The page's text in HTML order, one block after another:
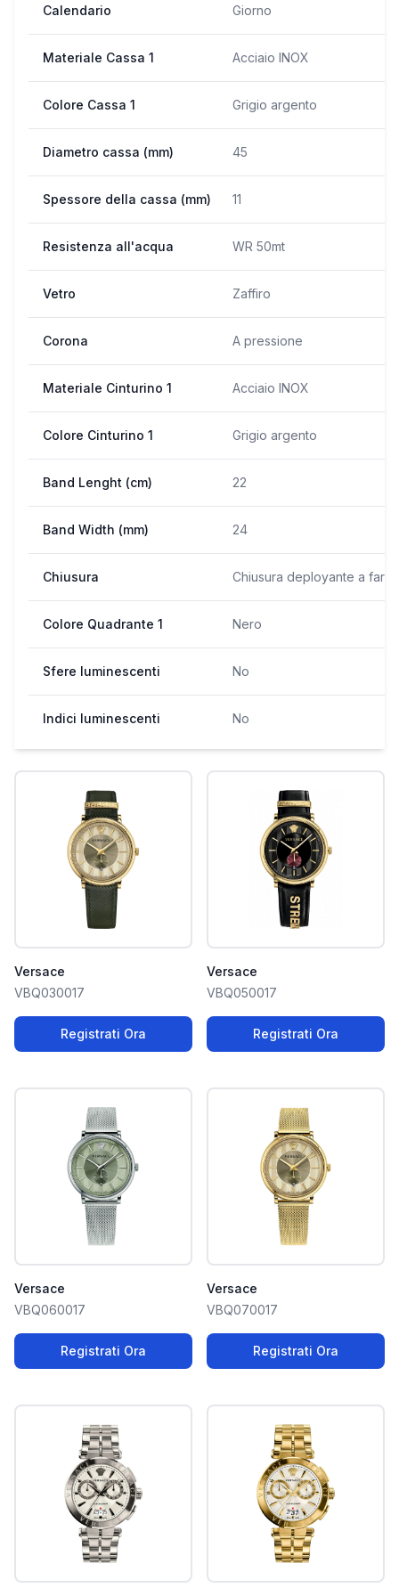
Calendario Giorno
Materiale Cassa 1 Acciaio INOX
Colore Cassa 1 Grigio argento
Diametro cassa (mm) 45
Spessore della cassa (mm) 11
Resistenza all'acqua WR 50mt
Vetro Zaffiro
Corona A pressione
Materiale Cinturino 1 Acciaio INOX
Colore Cinturino 1 Grigio argento
Band Lenght (cm) 22
Band Width (mm) 24
Chiusura Chiusura deployante a
Colore Quadrante 1 Nero
Sfere luminescenti No
Indici luminescenti No
Versace
VBQ030017
Registrati Ora
Versace
VBQ050017
Registrati Ora
Versace
VBQ060017
Registrati Ora
Versace
VBQ070017
Registrati Ora